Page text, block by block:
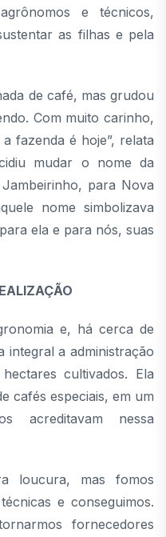
e técnicos,
as filhas e pela
de café, mas grudou
Com muito carinho,
fazenda é hoje”, relata
mudar o nome da
para Nova
nome simbolizava
ela e para nós, suas
e, há cerca de
integral a administração
cultivados. Ela
cafés especiais, em um
acreditavam nessa
loucura, mas fomos
e conseguimos.
fornecedores